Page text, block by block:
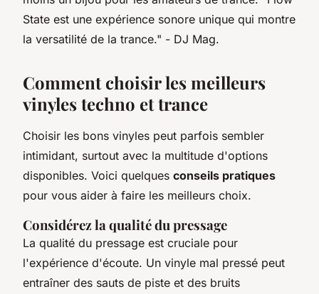
State est une expérience sonore unique qui montre
la versatilité de la trance." - DJ Mag.
Comment choisir les meilleurs
vinyles techno et trance
Choisir les bons vinyles peut parfois sembler
intimidant, surtout avec la multitude d'options
disponibles. Voici quelques conseils pratiques
pour vous aider à faire les meilleurs choix.
Considérez la qualité du pressage
La qualité du pressage est cruciale pour
l'expérience d'écoute. Un vinyle mal pressé peut
entraîner des sauts de piste et des bruits